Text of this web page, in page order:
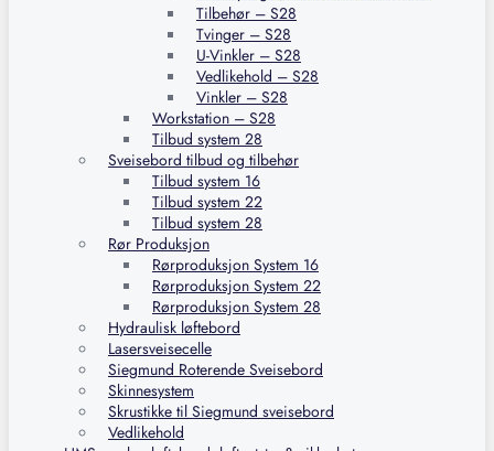
Tilbehør – S28
Tvinger – S28
U-Vinkler – S28
Vedlikehold – S28
Vinkler – S28
Workstation – S28
Tilbud system 28
Sveisebord tilbud og tilbehør
Tilbud system 16
Tilbud system 22
Tilbud system 28
Rør Produksjon
Rørproduksjon System 16
Rørproduksjon System 22
Rørproduksjon System 28
Hydraulisk løftebord
Lasersveisecelle
Siegmund Roterende Sveisebord
Skinnesystem
Skrustikke til Siegmund sveisebord
Vedlikehold